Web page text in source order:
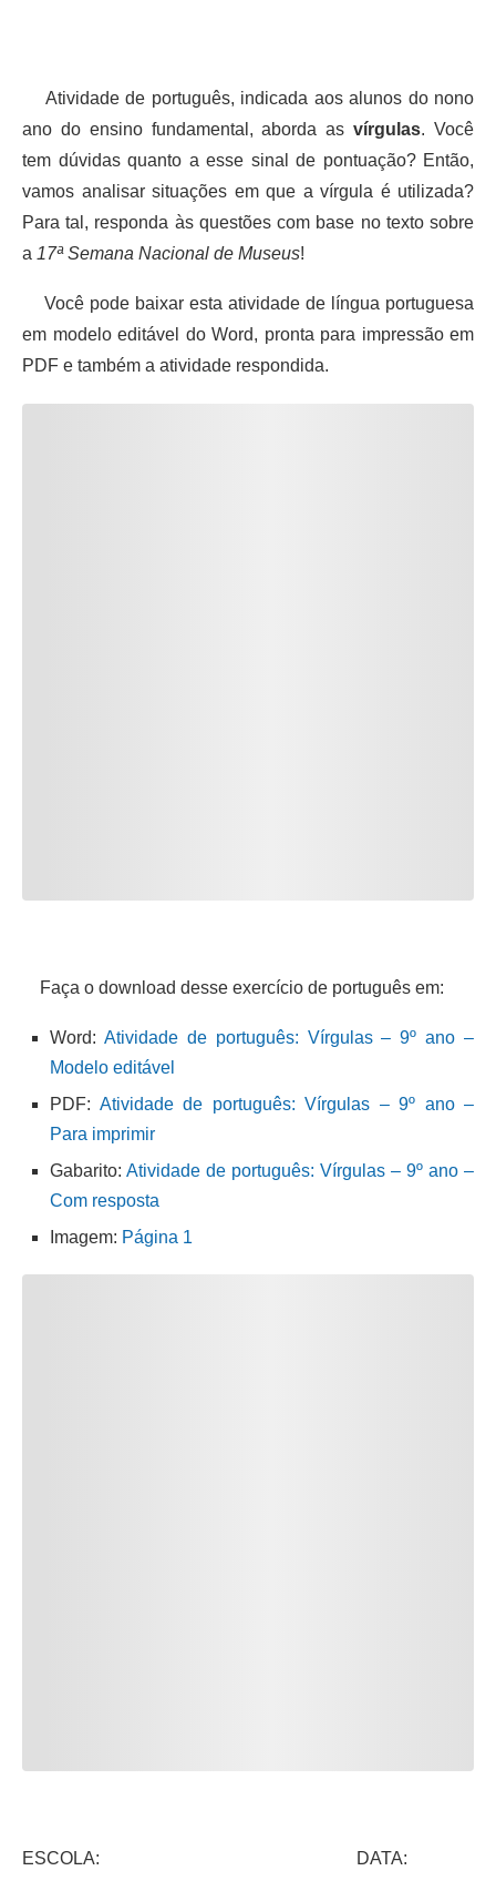
Atividade de português, indicada aos alunos do nono
ano do ensino fundamental, aborda asvírgulas. Você
tem dúvidas quanto a esse sinal de pontuação? Então,
vamos analisar situações em que a vírgula é utilizada?
Para tal, responda às questões com base no texto sobre
a 17ª Semana Nacional de Museus!
Você pode baixar esta atividade de língua portuguesa
em modelo editável do Word, pronta para impressão em
PDF e também a atividade respondida.
Faça o download desse exercício de português em:
Word: Atividade de português: Vírgulas – 9º ano –
Modelo editável
PDF: Atividade de português: Vírgulas – 9º ano –
Para imprimir
Gabarito: Atividade de português: Vírgulas – 9º ano –
Com resposta
Imagem: Página 1
ESCOLA: DATA: